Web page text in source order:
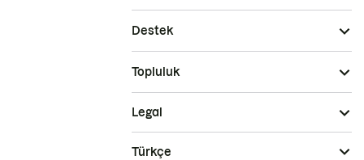
Destek
Topluluk
Legal
Türkçe